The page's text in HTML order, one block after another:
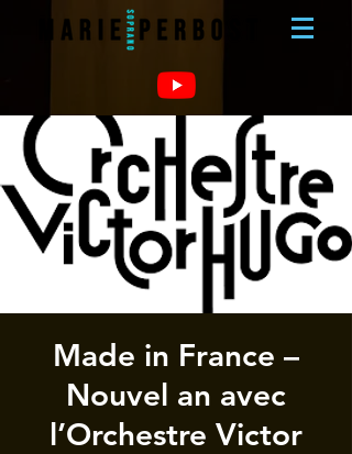
Made in France –
Nouvel an avec
l’Orchestre Victor